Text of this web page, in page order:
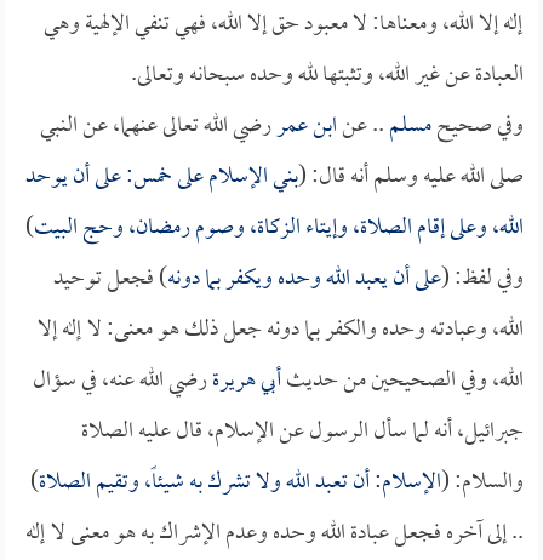
إله إلا الله، ومعناها: لا معبود حق إلا الله، فهي تنفي الإلهية وهي
العبادة عن غير الله، وتثبتها لله وحده سبحانه وتعالى.
وفي صحيحمسلم.. عنابن عمررضي الله تعالى عنهما، عن النبي
صلى الله عليه وسلم أنه قال: (بني الإسلام على خمس: على أن يوحد
الله، وعلى إقام الصلاة، وإيتاء الزكاة، وصوم رمضان، وحج البيت)
وفي لفظ: (على أن يعبد الله وحده ويكفر بما دونه) فجعل توحيد
الله، وعبادته وحده والكفر بما دونه جعل ذلك هو معنى: لا إله إلا
الله، وفي الصحيحين من حديثأبي هريرةرضي الله عنه، في سؤال
جبرائيل، أنه لما سأل الرسول عن الإسلام، قال عليه الصلاة
والسلام: (الإسلام: أن تعبد الله ولا تشرك به شيئاً، وتقيم الصلاة)
.. إلى آخره فجعل عبادة الله وحده وعدم الإشراك به هو معنى لا إله